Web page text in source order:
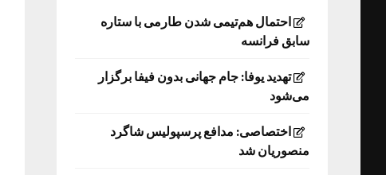
احتمال هم‌تیمی شدن طارمی با ستاره
سابق فرانسه
تهدید یوفا: جام جهانی بدون فیفا برگزار
می‌شود
اختصاصی: مدافع پرسپولیس شاگرد
منصوریان شد